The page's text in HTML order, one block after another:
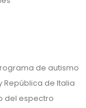
de autismo
República de Italia
del espectro